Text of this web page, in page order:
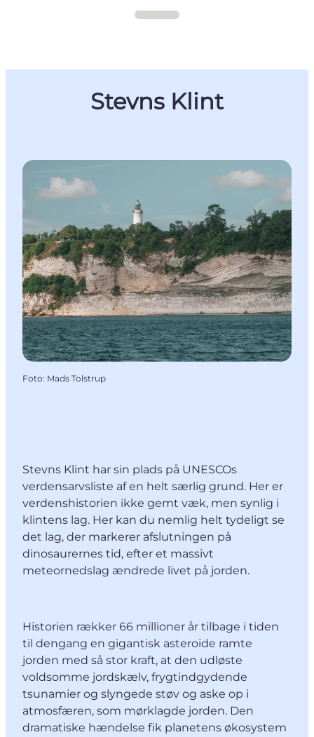
Stevns Klint
Foto: Mads Tolstrup
Stevns Klint har sin plads på UNESCOs
verdensarvsliste af en helt særlig grund. Her er
verdenshistorien ikke gemt væk, men synlig i
klintens lag. Her kan du nemlig helt tydeligt se
det lag, der markerer afslutningen på
dinosaurernes tid, efter et massivt
meteornedslag ændrede livet på jorden.
Historien rækker 66 millioner år tilbage i tiden
til dengang en gigantisk asteroide ramte
jorden med så stor kraft, at den udløste
voldsomme jordskælv, frygtindgydende
tsunamier og slyngede støv og aske op i
atmosfæren, som mørklagde jorden. Den
dramatiske hændelse fik planetens økosystem